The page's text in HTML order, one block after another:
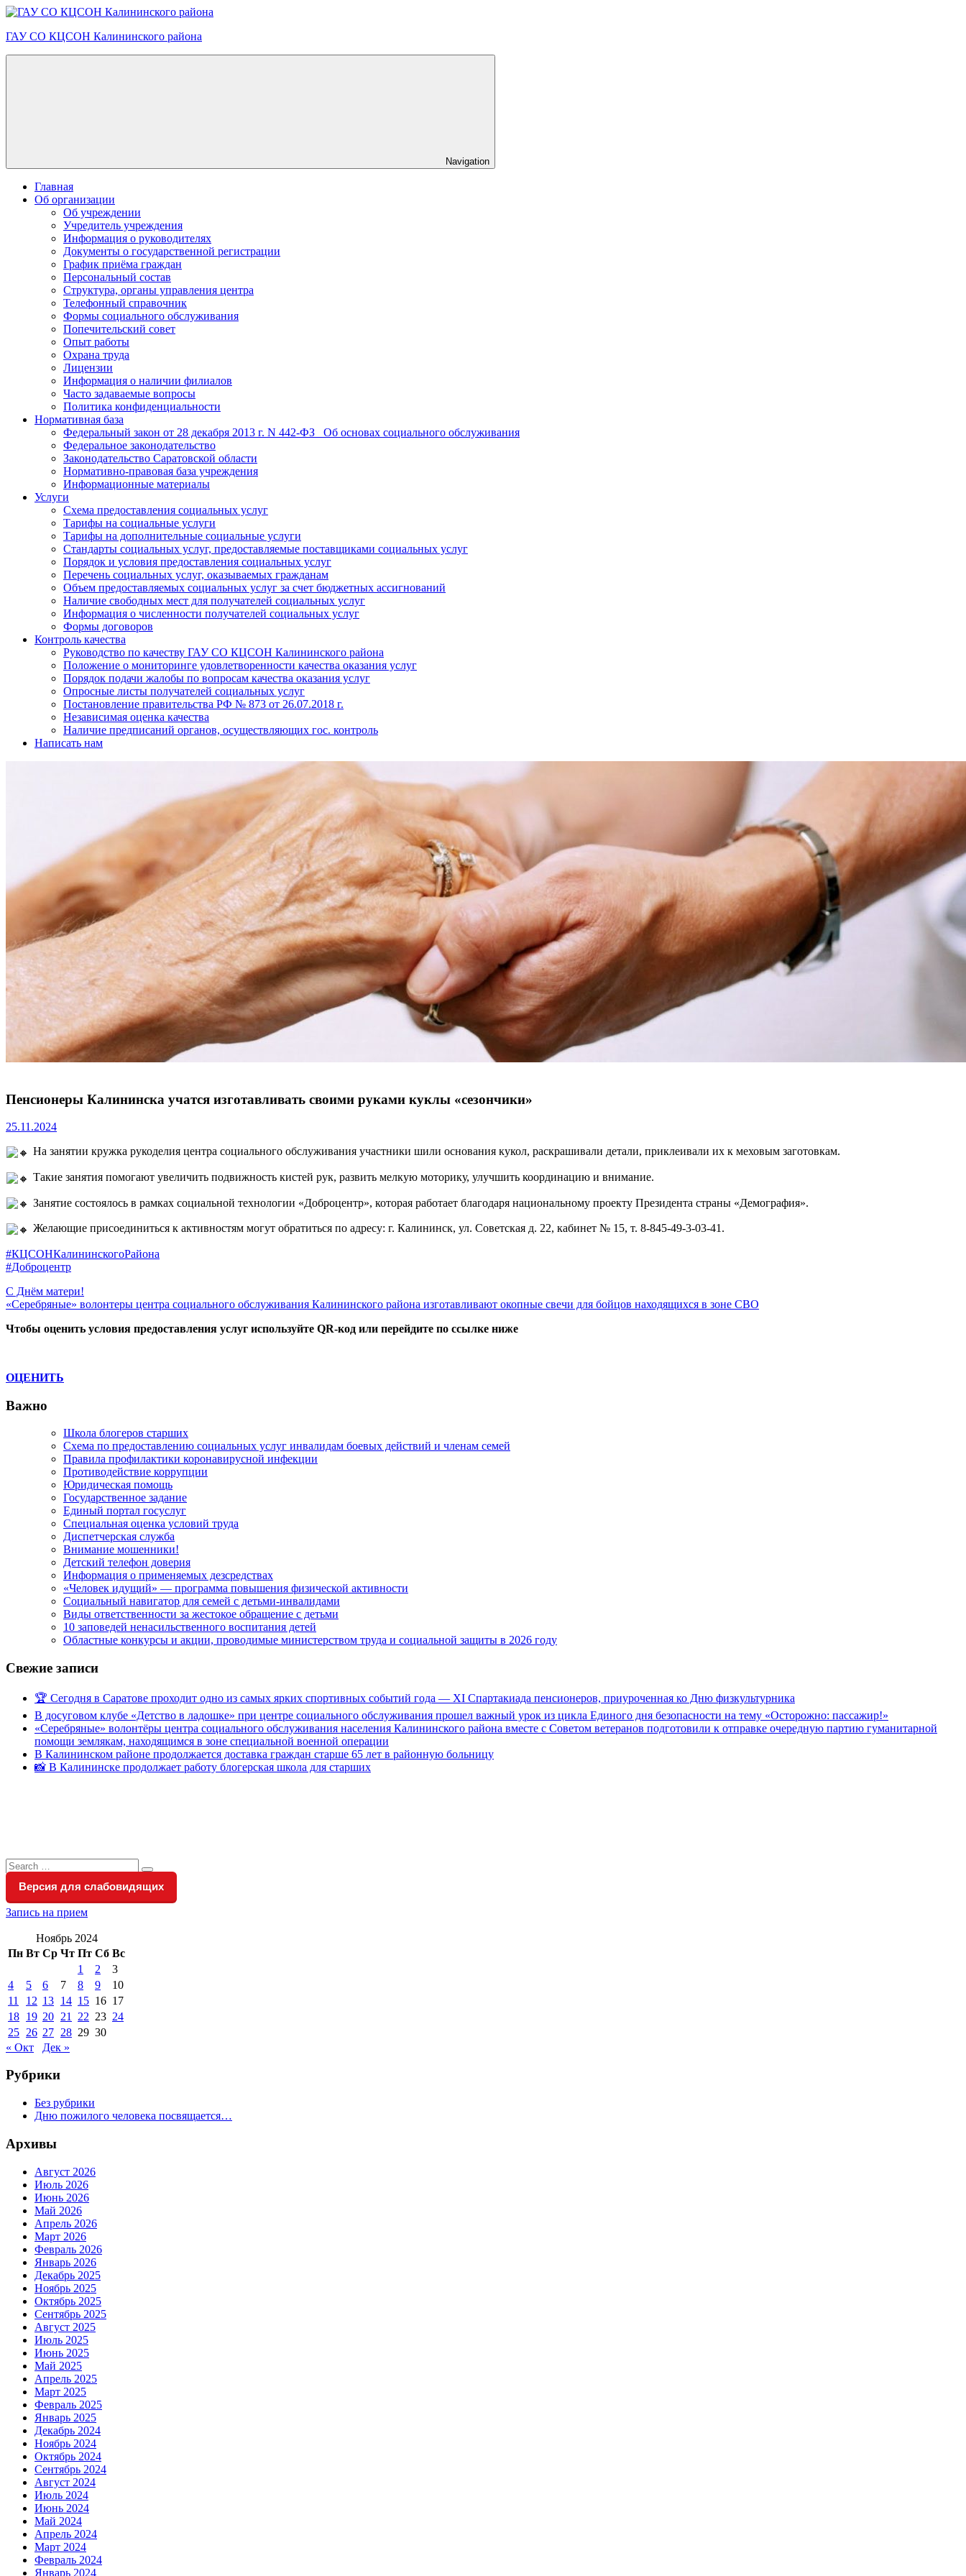
Skip
content
ГАУ СО КЦСОН Калининского района
Navigation
Главная
Об организации
Об учреждении
Учредитель учреждения
Информация о руководителях
Документы о государственной регистрации
График приёма граждан
Персональный состав
Структура, органы управления центра
Телефонный справочник
Формы социального обслуживания
Попечительский совет
Опыт работы
Охрана труда
Лицензии
Информация о наличии филиалов
Часто задаваемые вопросы
Политика конфиденциальности
Нормативная база
Федеральный закон от 28 декабря 2013 г. N 442-ФЗ _Об основах социального обслуживания
Федеральное законодательство
Законодательство Саратовской области
Нормативно-правовая база учреждения
Информационные материалы
Услуги
Схема предоставления социальных услуг
Тарифы на социальные услуги
Тарифы на дополнительные социальные услуги
Стандарты социальных услуг, предоставляемые поставщиками социальных услуг
Порядок и условия предоставления социальных услуг
Перечень социальных услуг, оказываемых гражданам
Объем предоставляемых социальных услуг за счет бюджетных ассигнований
Наличие свободных мест для получателей социальных услуг
Информация о численности получателей социальных услуг
Формы договоров
Контроль качества
Руководство по качеству ГАУ СО КЦСОН Калининского района
Положение о мониторинге удовлетворенности качества оказания услуг
Порядок подачи жалобы по вопросам качества оказания услуг
Опросные листы получателей социальных услуг
Постановление правительства РФ № 873 от 26.07.2018 г.
Независимая оценка качества
Наличие предписаний органов, осуществляющих гос. контроль
Написать нам
Пенсионеры Калининска учатся изготавливать своими руками куклы «сезончики»
25.11.2024
На занятии кружка рукоделия центра социального обслуживания участники шили основания кукол, раскрашивали детали, приклеивали их к меховым заготовкам.
Такие занятия помогают увеличить подвижность кистей рук, развить мелкую моторику, улучшить координацию и внимание.
Занятие состоялось в рамках социальной технологии «Доброцентр», которая работает благодаря национальному проекту Президента страны «Демография».
Желающие присоединиться к активностям могут обратиться по адресу: г. Калининск, ул. Советская д. 22, кабинет № 15, т. 8-845-49-3-03-41.
#КЦСОНКалининскогоРайона
#Доброцентр
Навигация
по
записям
Previous
Post:
С Днём матери!
Next
«Серебряные» волонтеры центра социального обслуживания Калининского района изготавливают окопные свечи для бойцов находящихся в зоне СВО
Чтобы оценить условия предоставления услуг используйте QR-код или перейдите по ссылке ниже
ОЦЕНИТЬ
Важно
Школа блогеров старших
Схема по предоставлению социальных услуг инвалидам боевых действий и членам семей
Правила профилактики коронавирусной инфекции
Противодействие коррупции
Юридическая помощь
Государственное задание
Единый портал госуслуг
Специальная оценка условий труда
Диспетчерская служба
Внимание мошенники!
Детский телефон доверия
Информация о применяемых дезсредствах
«Человек идущий» — программа повышения физической активности
Социальный навигатор для семей с детьми-инвалидами
Виды ответственности за жестокое обращение с детьми
10 заповедей ненасильственного воспитания детей
Областные конкурсы и акции, проводимые министерством труда и социальной защиты в 2026 году
Свежие записи
🏆 Сегодня в Саратове проходит одно из самых ярких спортивных событий года — XI Спартакиада пенсионеров, приуроченная ко Дню физкультурника
В досуговом клубе «Детство в ладошке» при центре социального обслуживания прошел важный урок из цикла Единого дня безопасности на тему «Осторожно: пассажир!»
«Серебряные» волонтёры центра социального обслуживания населения Калининского района вместе с Советом ветеранов подготовили к отправке очередную партию гуманитарной
помощи землякам, находящимся в зоне специальной военной операции
В Калининском районе продолжается доставка граждан старше 65 лет в районную больницу
📸 В Калининске продолжает работу блогерская школа для старших
Search
for:
Search
Версия для слабовидящих
Запись на прием
Ноябрь 2024
Пн Вт Ср Чт Пт Сб Вс
1
2
3
4
5 6 7 8 9
10
11
12 13 14 15 16 17
18 19 20 21 22 23 24
25 26 27 28 29 30
« Окт
Дек »
Рубрики
Без рубрики
Дню пожилого человека посвящается…
Архивы
Август 2026
Июль 2026
Июнь 2026
Май 2026
Апрель 2026
Март 2026
Февраль 2026
Январь 2026
Декабрь 2025
Ноябрь 2025
Октябрь 2025
Сентябрь 2025
Август 2025
Июль 2025
Июнь 2025
Май 2025
Апрель 2025
Март 2025
Февраль 2025
Январь 2025
Декабрь 2024
Ноябрь 2024
Октябрь 2024
Сентябрь 2024
Август 2024
Июль 2024
Июнь 2024
Май 2024
Апрель 2024
Март 2024
Февраль 2024
Январь 2024